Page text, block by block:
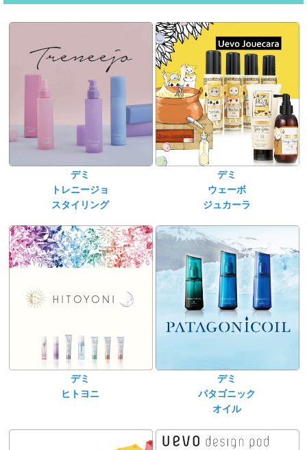
デミ
トレニージョ
スタイリング
デミ
ウェーボ
ジュカーラ
デミ
ヒトヨニ
デミ
パタゴニック
オイル